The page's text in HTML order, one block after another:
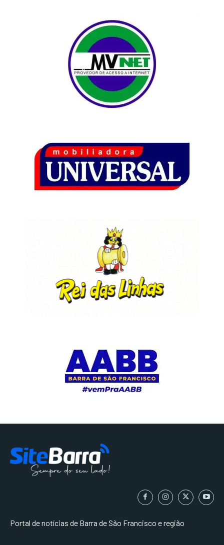
Portal de notícias de Barra de São Francisco e região